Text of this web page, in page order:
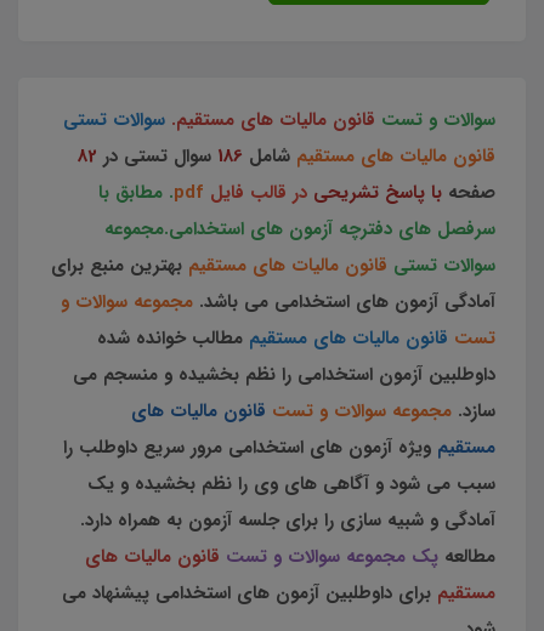
سوالات و تست قانون مالیات های مستقیم. سوالات تستی
قانون مالیات های مستقیم شامل 186 سوال تستی در 82
صفحه با پاسخ تشریحی در قالب فایل pdf
. مطابق با
سرفصل های دفترچه آزمون های استخدامی.مجموعه
سوالات تستی قانون مالیات های مستقیم بهترین منبع برای
آمادگی آزمون های استخدامی می باشد. مجموعه سوالات و
تست قانون مالیات های مستقیم مطالب خوانده شده
داوطلبین آزمون استخدامی را نظم بخشیده و منسجم می
سازد. مجموعه سوالات و تست قانون مالیات های
مستقیم ویژه آزمون های استخدامی مرور سریع داوطلب را
سبب می شود و آگاهی های وی را نظم بخشیده و یک
آمادگی و شبیه سازی را برای جلسه آزمون به همراه دارد.
مطالعه پک مجموعه سوالات و تست قانون مالیات های
مستقیم برای داوطلبین آزمون های استخدامی پیشنهاد می